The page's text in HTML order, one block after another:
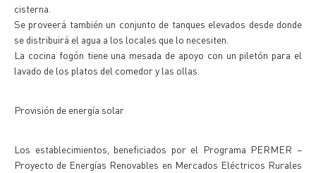
cisterna.
Se proveerá también un conjunto de tanques elevados desde donde
se distribuirá el agua a los locales que lo necesiten.
La cocina fogón tiene una mesada de apoyo con un piletón para el
lavado de los platos del comedor y las ollas.
Provisión de energía solar
Los establecimientos, beneficiados por el Programa PERMER –
Proyecto de Energías Renovables en Mercados Eléctricos Rurales